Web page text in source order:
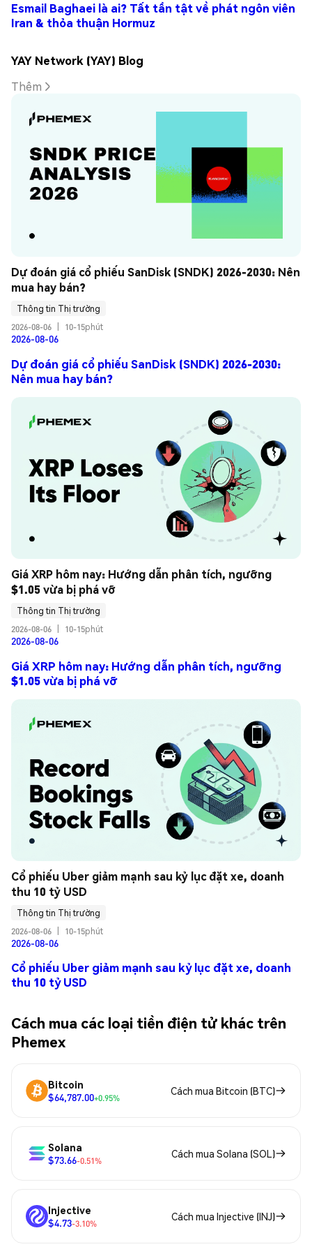
Esmail Baghaei là ai? Tất tần tật về phát ngôn viên
Iran & thỏa thuận Hormuz
YAY Network (YAY) Blog
Thêm
Dự đoán giá cổ phiếu SanDisk (SNDK) 2026-2030: Nên
mua hay bán?
Thông tin Thị trường
2026-08-06
10-15phút
2026-08-06
Dự đoán giá cổ phiếu SanDisk (SNDK) 2026-2030:
Nên mua hay bán?
Giá XRP hôm nay: Hướng dẫn phân tích, ngưỡng
$1.05 vừa bị phá vỡ
Thông tin Thị trường
2026-08-06
10-15phút
2026-08-06
Giá XRP hôm nay: Hướng dẫn phân tích, ngưỡng
$1.05 vừa bị phá vỡ
Cổ phiếu Uber giảm mạnh sau kỷ lục đặt xe, doanh
thu 10 tỷ USD
Thông tin Thị trường
2026-08-06
10-15phút
2026-08-06
Cổ phiếu Uber giảm mạnh sau kỷ lục đặt xe, doanh
thu 10 tỷ USD
Cách mua các loại tiền điện tử khác trên
Phemex
Bitcoin
$64,787.00+0.95%
Cách mua Bitcoin (BTC)
Solana
$73.66-0.51%
Cách mua Solana (SOL)
Injective
$4.73-3.10%
Cách mua Injective (INJ)